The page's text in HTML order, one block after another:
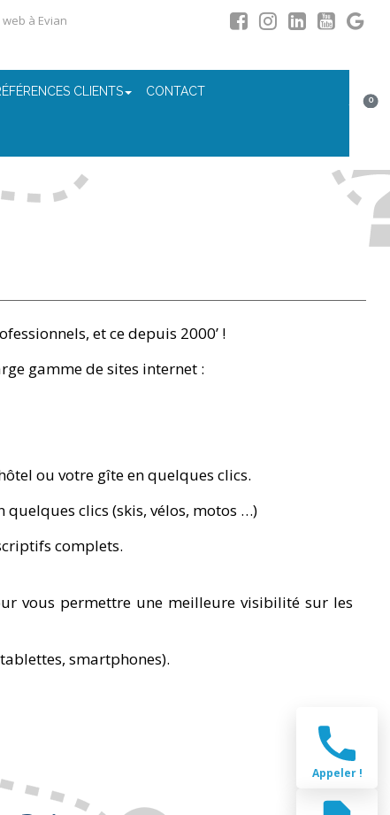
à Evian
CLIENTS CONTACT
0
et ce depuis 2000’ !
gamme de sites internet :
ou votre gîte en quelques clics.
clics (skis, vélos, motos …)
complets.
vous permettre une meilleure visibilité sur les
smartphones).
Appeler !